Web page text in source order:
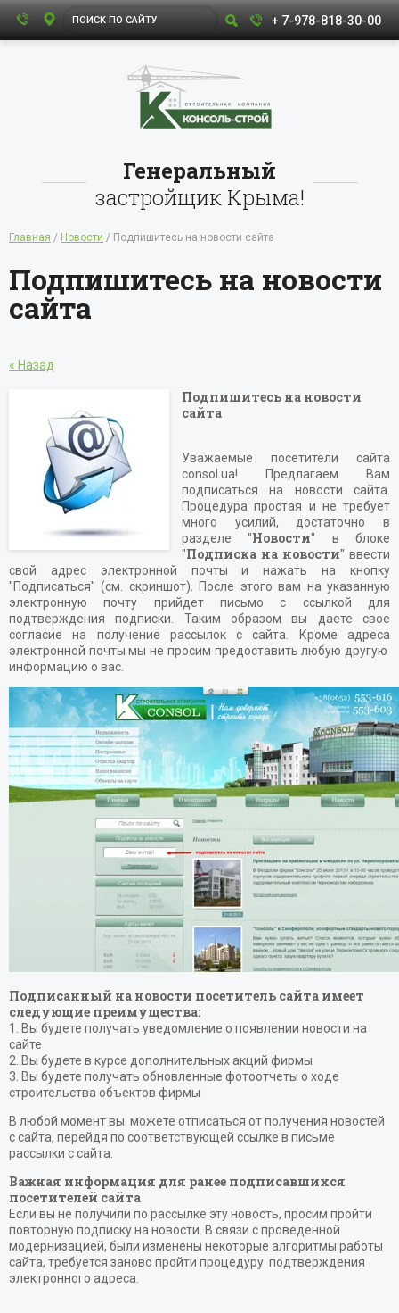
+ 7-978-818-30-00
Генеральный
застройщик Крыма!
Главная / Новости / Подпишитесь на новости сайта
Подпишитесь на новости
сайта
« Назад
Подпишитесь на новости
сайта
Уважаемые посетители сайта
consol.ua! Предлагаем Вам
подписаться на новости сайта.
Процедура простая и не требует
много усилий, достаточно в
разделе "Новости" в блоке
"Подписка на новости" ввести
свой адрес электронной почты и нажать на кнопку
"Подписаться" (см. скриншот). После этого вам на указанную
электронную почту прийдет письмо с ссылкой для
подтверждения подписки. Таким образом вы даете свое
согласие на получение рассылок с сайта. Кроме адреса
электронной почты мы не просим предоставить любую другую
информацию о вас.
Подписанный на новости посетитель сайта имеет
следующие преимущества:
1. Вы будете получать уведомление о появлении новости на
сайте
2. Вы будете в курсе дополнительных акций фирмы
3. Вы будете получать обновленные фотоотчеты о ходе
строительства объектов фирмы
В любой момент вы можете отписаться от получения новостей
с сайта, перейдя по соответствующей ссылке в письме
рассылки с сайта.
Важная информация для ранее подписавшихся
посетителей сайта
Если вы не получили по рассылке эту новость, просим пройти
повторную подписку на новости. В связи с проведенной
модернизацией, были изменены некоторые алгоритмы работы
сайта, требуется заново пройти процедуру подтверждения
электронного адреса.